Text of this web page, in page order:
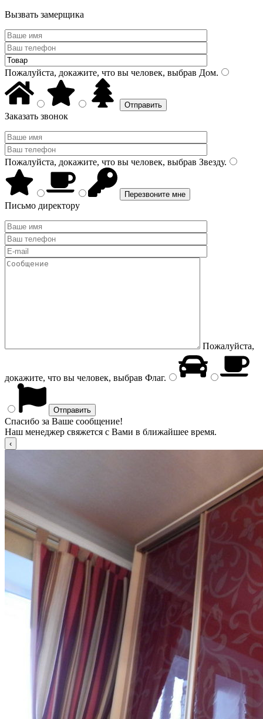
Вызвать замерщика
Пожалуйста, докажите, что вы человек, выбрав Дом.
Заказать звонок
Пожалуйста, докажите, что вы человек, выбрав Звезду.
Письмо директору
Пожалуйста,
докажите, что вы человек, выбрав Флаг.
Спасибо за Ваше сообщение!
Наш менеджер свяжется с Вами в ближайшее время.